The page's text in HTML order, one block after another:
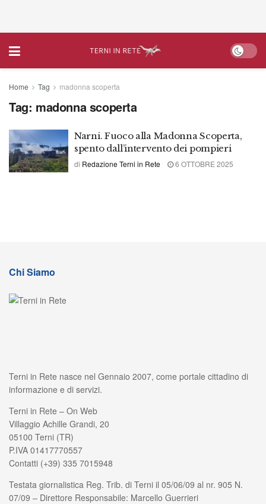
Home Tag madonna scoperta
Tag: madonna scoperta
Narni. Fuoco alla Madonna Scoperta,
spento dall’intervento dei pompieri
di Redazione Terni in Rete 6 OTTOBRE 2025
Chi Siamo
Terni in Rete nasce nel Gennaio 2007, come portale cittadino di
informazione e di servizi.
Terni in Rete – On Web
Villaggio Achille Grandi, 20
05100 Terni (TR)
P.IVA 01417770557
Contatti (+39) 335 7015948
Testata giornalistica Reg. Trib. di Terni il 05/06/09 al nr. 905 N.
07/09 – Direttore Responsabile: Marcello Guerrieri